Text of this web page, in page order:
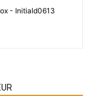
- Initiald0613